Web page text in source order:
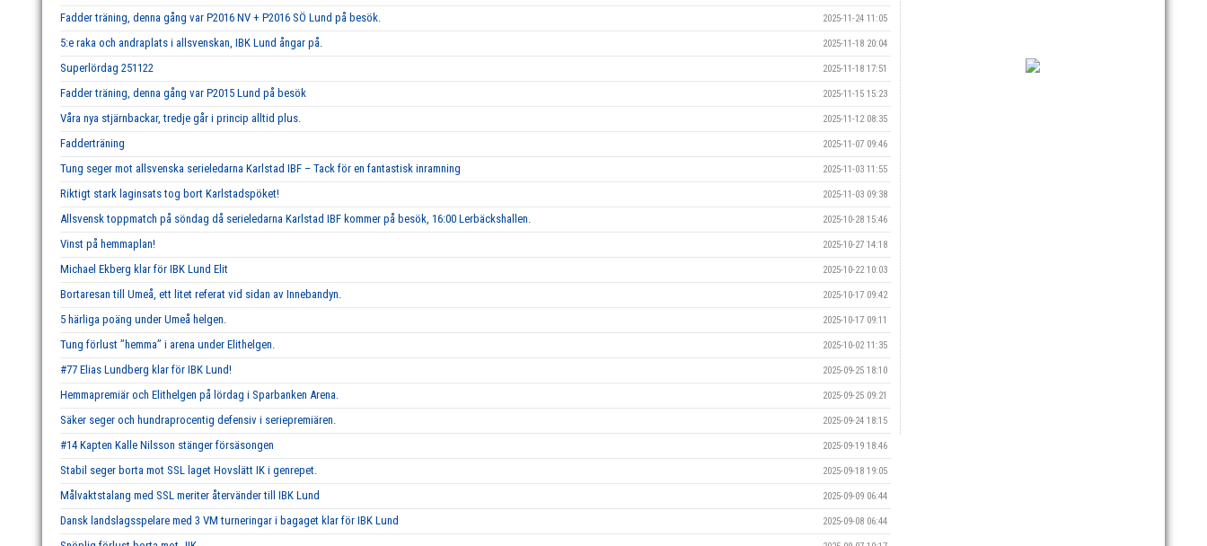
Fadder träning, denna gång var P2016 NV + P2016 SÖ Lund på besök. 2025-11-24 11:05
5:e raka och andraplats i allsvenskan, IBK Lund ångar på. 2025-11-18 20:04
Superlördag 251122 2025-11-18 17:51
Fadder träning, denna gång var P2015 Lund på besök 2025-11-15 15:23
Våra nya stjärnbackar, tredje går i princip alltid plus. 2025-11-12 08:35
Fadderträning 2025-11-07 09:46
Tung seger mot allsvenska serieledarna Karlstad IBF – Tack för en fantastisk inramning 2025-11-03 11:55
Riktigt stark laginsats tog bort Karlstadspöket! 2025-11-03 09:38
Allsvensk toppmatch på söndag då serieledarna Karlstad IBF kommer på besök, 16:00 Lerbäckshallen. 2025-10-28 15:46
Vinst på hemmaplan! 2025-10-27 14:18
Michael Ekberg klar för IBK Lund Elit 2025-10-22 10:03
Bortaresan till Umeå, ett litet referat vid sidan av Innebandyn. 2025-10-17 09:42
5 härliga poäng under Umeå helgen. 2025-10-17 09:11
Tung förlust ’’hemma’’ i arena under Elithelgen. 2025-10-02 11:35
#77 Elias Lundberg klar för IBK Lund! 2025-09-25 18:10
Hemmapremiär och Elithelgen på lördag i Sparbanken Arena. 2025-09-25 09:21
Säker seger och hundraprocentig defensiv i seriepremiären. 2025-09-24 18:15
#14 Kapten Kalle Nilsson stänger försäsongen 2025-09-19 18:46
Stabil seger borta mot SSL laget Hovslätt IK i genrepet. 2025-09-18 19:05
Målvaktstalang med SSL meriter återvänder till IBK Lund 2025-09-09 06:44
Dansk landslagsspelare med 3 VM turneringar i bagaget klar för IBK Lund 2025-09-08 06:44